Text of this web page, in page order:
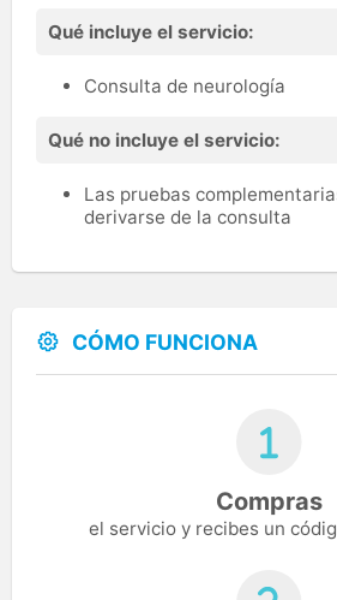
Qué incluye el servicio:
Consulta de neurología
Qué no incluye el servicio:
Las pruebas
derivarse de la consulta
CÓMO FUNCIONA
Compras
el servicio y recibes un